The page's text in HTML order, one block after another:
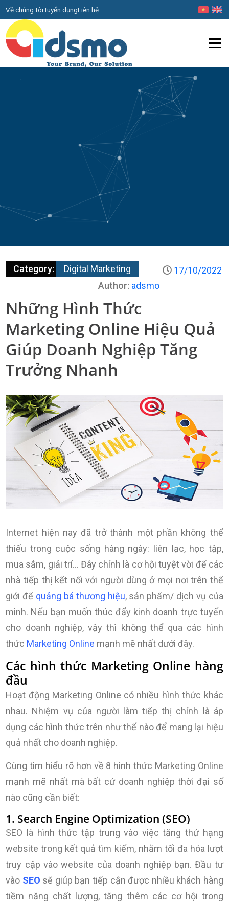
Về chúng tôiTuyển dụngLiên hệ
Category: Digital Marketing
17/10/2022
Author: adsmo
Những Hình Thức
Marketing Online Hiệu Quả
Giúp Doanh Nghiệp Tăng
Trưởng Nhanh
Internet hiện nay đã trở thành một phần không thể
thiếu trong cuộc sống hàng ngày: liên lạc, học tập,
mua sắm, giải trí… Đây chính là cơ hội tuyệt vời để các
nhà tiếp thị kết nối với người dùng ở mọi nơi trên thế
giới để quảng bá thương hiệu, sản phẩm/ dịch vụ của
mình. Nếu bạn muốn thúc đẩy kinh doanh trực tuyến
cho doanh nghiệp, vậy thì không thể qua các hình
thức Marketing Online mạnh mẽ nhất dưới đây.
Các hình thức Marketing Online hàng
đầu
Hoạt động Marketing Online có nhiều hình thức khác
nhau. Nhiệm vụ của người làm tiếp thị chính là áp
dụng các hình thức trên như thế nào để mang lại hiệu
quả nhất cho doanh nghiệp.
Cùng tìm hiểu rõ hơn về 8 hình thức Marketing Online
mạnh mẽ nhất mà bất cứ doanh nghiệp thời đại số
nào cũng cần biết:
1. Search Engine Optimization (SEO)
SEO là hình thức tập trung vào việc tăng thứ hạng
website trong kết quả tìm kiếm, nhằm tối đa hóa lượt
truy cập vào website của doanh nghiệp bạn. Đầu tư
vào SEO sẽ giúp bạn tiếp cận được nhiều khách hàng
tiềm năng chất lượng, tăng thêm các cơ hội trong